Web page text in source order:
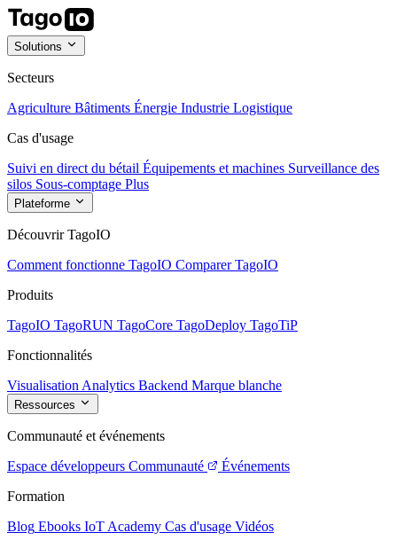
Solutions
Secteurs
Agriculture Bâtiments Énergie Industrie Logistique
Cas d'usage
Suivi en direct du bétail Équipements et machines Surveillance des
silos Sous-comptage Plus
Plateforme
Découvrir TagoIO
Comment fonctionne TagoIO Comparer TagoIO
Produits
TagoIO TagoRUN TagoCore TagoDeploy TagoTiP
Fonctionnalités
Visualisation Analytics Backend Marque blanche
Ressources
Communauté et événements
Espace développeurs Communauté
Événements
Formation
Blog Ebooks IoT Academy Cas d'usage Vidéos